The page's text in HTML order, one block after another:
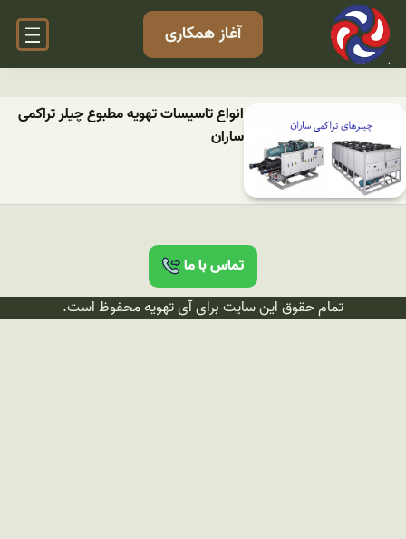
آغاز همکاری
انواع تاسیسات تهویه مطبوع چیلر تراکمی
ساران
تماس با ما
تمام حقوق این سایت برای آی تهویه محفوظ است.